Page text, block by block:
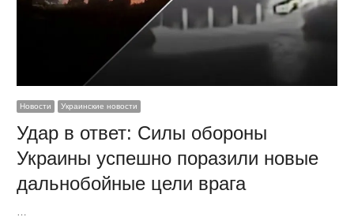
Новости Украинские новости
Удар в ответ: Силы обороны
Украины успешно поразили новые
дальнобойные цели врага